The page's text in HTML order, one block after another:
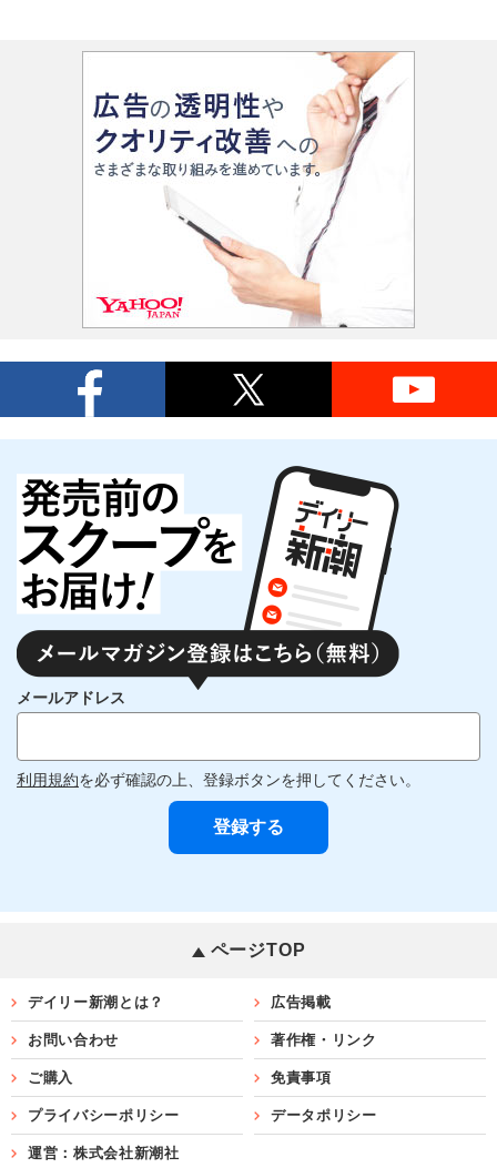
メールアドレス
利用規約を必ず確認の上、登録ボタンを押してください。
ページTOP
デイリー新潮とは？ 広告掲載
お問い合わせ 著作権・リンク
ご購入 免責事項
プライバシーポリシー データポリシー
運営：株式会社新潮社